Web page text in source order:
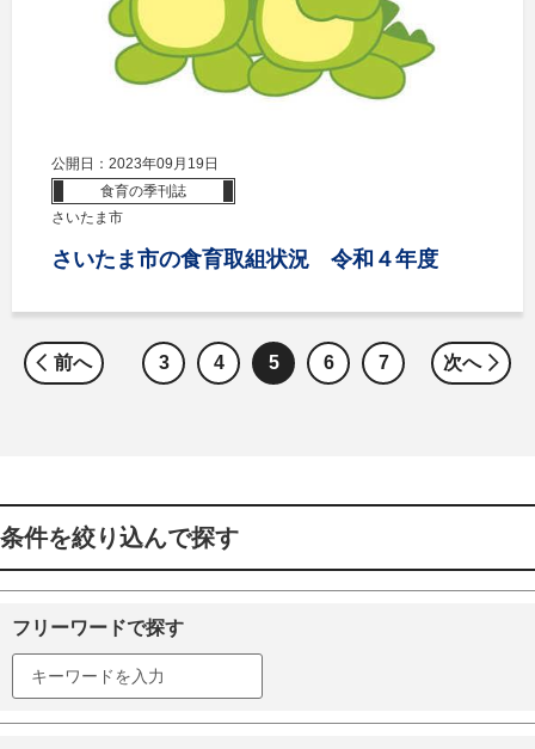
公開日：2023年09月19日
食育の季刊誌
さいたま市
さいたま市の食育取組状況 令和４年度
前へ 3 4 5 6 7 次へ
条件を絞り込んで探す
フリーワードで探す